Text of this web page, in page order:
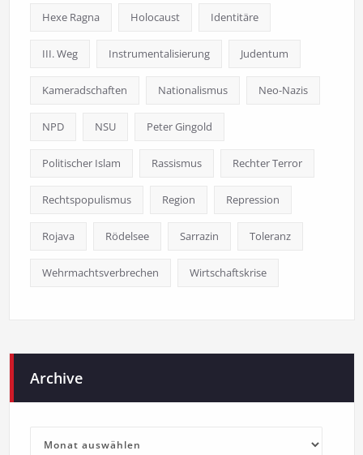
Hexe Ragna Holocaust Identitäre
III. Weg Instrumentalisierung Judentum
Kameradschaften Nationalismus Neo-Nazis
NPD NSU Peter Gingold
Politischer Islam Rassismus Rechter Terror
Rechtspopulismus Region Repression
Rojava Rödelsee Sarrazin Toleranz
Wehrmachtsverbrechen Wirtschaftskrise
Archive